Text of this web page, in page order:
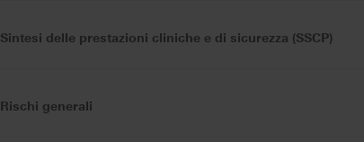
Sintesi delle prestazioni cliniche e di sicurezza (SSCP)
Rischi generali